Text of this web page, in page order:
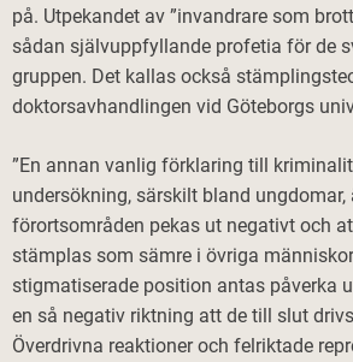
på. Utpekandet av ”invandrare som
sådan självuppfyllande profetia för de
gruppen. Det kallas också
doktorsavhandlingen vid Göteborgs
”En annan vanlig förklaring till
undersökning, särskilt bland ungdomar,
förortsområden pekas ut negativt och
stämplas som sämre i övriga
stigmatiserade position antas påverka
en så negativ riktning att de till slut
Överdrivna reaktioner och felriktade